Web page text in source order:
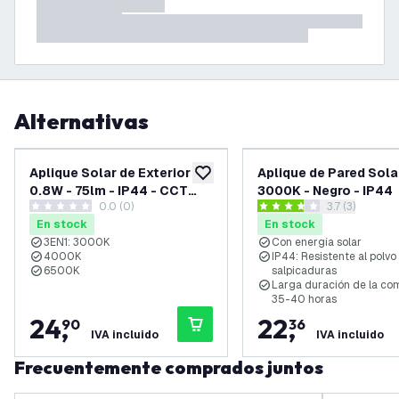
Alternativas
añadir a lista de deseos
Aplique Solar de Exterior -
0.8W - 75lm - IP44 - CCT
Color de luz orientable
0 estrellas de puntuación
0.0 (0)
En stock
3EN1: 3000K
4000K
6500K
24,
90
IVA incluido
Aplique de Pared
3000K - Negro - IP44
abrir el panel
3.7 estrellas de puntuación
3.7 (3)
En stock
Con energía solar
IP44: Resistente al polvo
salpicaduras
Larga duración de la
35-40 horas
22,
36
IVA incluido
Frecuentemente comprados juntos